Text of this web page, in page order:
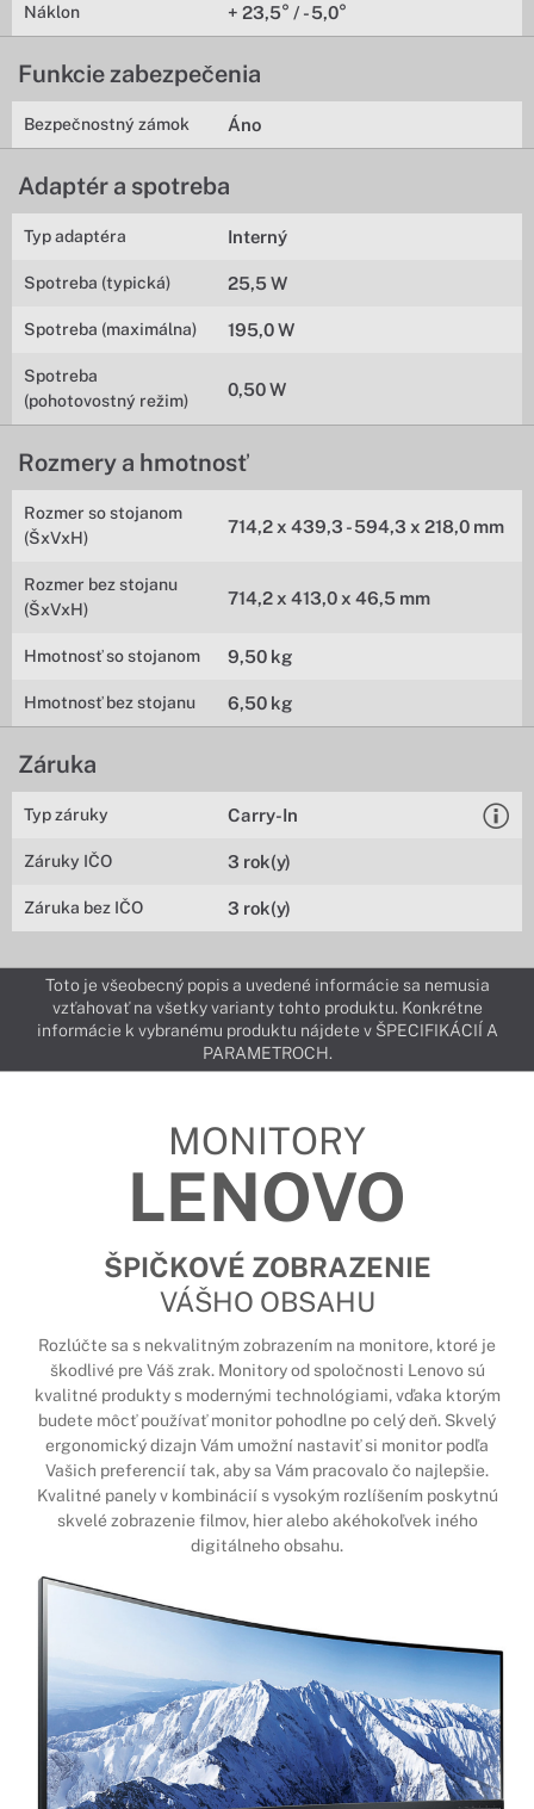
Náklon + 23,5° / - 5,0°
Funkcie zabezpečenia
Bezpečnostný zámok Áno
Adaptér a spotreba
Typ adaptéra Interný
Spotreba (typická) 25,5 W
Spotreba (maximálna) 195,0 W
Spotreba
(pohotovostný režim)
0,50 W
Rozmery a hmotnosť
Rozmer so stojanom
(ŠxVxH)
714,2 x 439,3 - 594,3 x 218,0 mm
Rozmer bez stojanu
(ŠxVxH)
714,2 x 413,0 x 46,5 mm
Hmotnosť so stojanom 9,50 kg
Hmotnosť bez stojanu 6,50 kg
Záruka
Typ záruky Carry-In
Záruky IČO 3 rok(y)
Záruka bez IČO 3 rok(y)
Toto je všeobecný popis a uvedené informácie sa nemusia
vzťahovať na všetky varianty tohto produktu. Konkrétne
informácie k vybranému produktu nájdete v ŠPECIFIKÁCIÍ A
PARAMETROCH.
MONITORY
LENOVO
ŠPIČKOVÉ ZOBRAZENIE
VÁŠHO OBSAHU
Rozlúčte sa s nekvalitným zobrazením na monitore, ktoré je
škodlivé pre Váš zrak. Monitory od spoločnosti Lenovo sú
kvalitné produkty s modernými technológiami, vďaka ktorým
budete môcť používať monitor pohodlne po celý deň. Skvelý
ergonomický dizajn Vám umožní nastaviť si monitor podľa
Vašich preferencií tak, aby sa Vám pracovalo čo najlepšie.
Kvalitné panely v kombinácií s vysokým rozlíšením poskytnú
skvelé zobrazenie filmov, hier alebo akéhokoľvek iného
digitálneho obsahu.